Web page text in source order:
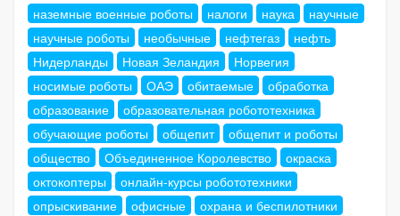
наземные военные роботы
налоги наука
научные
научные роботы
необычные нефтегаз
нефть
Нидерланды
Новая Зеландия
Норвегия
носимые роботы
ОАЭ обитаемые
обработка
образование
образовательная робототехника
обучающие роботы
общепит
общепит и роботы
общество
Объединенное Королевство
окраска
октокоптеры
онлайн-курсы робототехники
опрыскивание
офисные
охрана и беспилотники